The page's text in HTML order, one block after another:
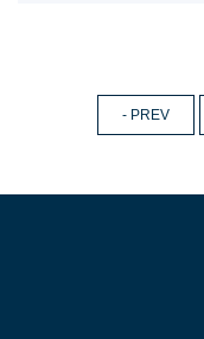
- PREV